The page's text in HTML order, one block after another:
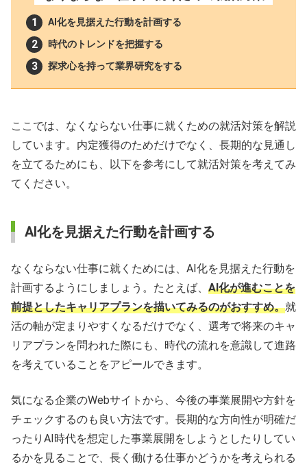
AI化を見据えた行動を計画する
時代のトレンドを把握する
探求心を持って業界研究をする
ここでは、なくならない仕事に就くための就活対策を解説
しています。内定獲得のためだけでなく、長期的な見通し
を立てるためにも、以下を参考にして就活対策を考えてみ
てください。
AI化を見据えた行動を計画する
なくならない仕事に就くためには、AI化を見据えた行動を
計画するようにしましょう。たとえば、 AI化が進むことを
前提としたキャリアプランを描いてみるのがおすすめ。就
活の軸が定まりやすくなるだけでなく、選考で将来のキャ
リアプランを問われた際にも、時代の流れを意識して進路
を考えていることをアピールできます。
気になる企業のWebサイトから、今後の事業展開や方針を
チェックするのも良い方法です。長期的な方向性が明確だ
ったりAI時代を想定した事業展開をしようとしたりしてい
るかを見ることで、長く働ける仕事かどうかを考えられる